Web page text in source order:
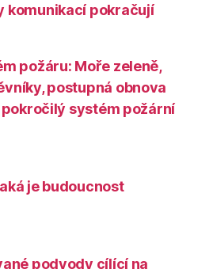
komunikací pokračují
požáru: Moře zeleně,
postupná obnova
systém požární
je budoucnost
podvody cílící na